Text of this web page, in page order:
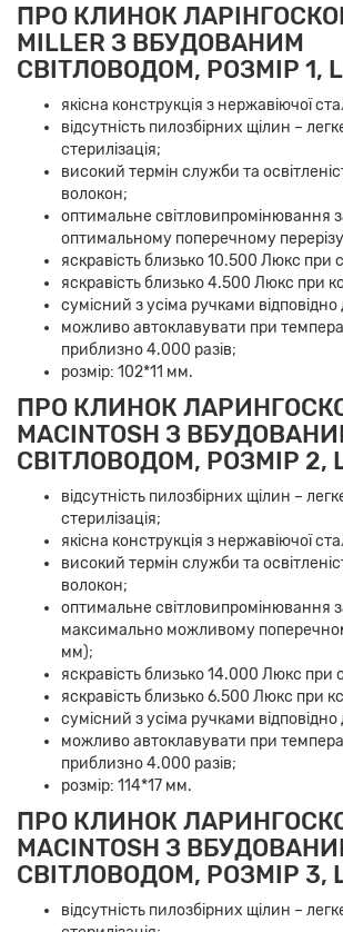
ПРО КЛИНОК
MILLER З ВБУДОВАНИМ
СВІТЛОВОДОМ, РОЗМІР 1,
якісна конструкція з нержавіючої
відсутність пилозбірних щілин –
стерилізація;
високий термін служби та
волокон;
оптимальне світловипромінювання
оптимальному поперечному
яскравість близько 10.500 Люкс при
яскравість близько 4.500 Люкс при
сумісний з усіма ручками відповідно
можливо автоклавувати при
приблизно 4.000 разів;
розмір: 102*11 мм.
ПРО КЛИНОК
MACINTOSH З
СВІТЛОВОДОМ, РОЗМІР 2,
відсутність пилозбірних щілин –
стерилізація;
якісна конструкція з нержавіючої
високий термін служби та
волокон;
оптимальне світловипромінювання
максимально можливому
мм);
яскравість близько 14.000 Люкс при
яскравість близько 6.500 Люкс при
сумісний з усіма ручками відповідно
можливо автоклавувати при
приблизно 4.000 разів;
розмір: 114*17 мм.
ПРО КЛИНОК
MACINTOSH З
СВІТЛОВОДОМ, РОЗМІР 3,
відсутність пилозбірних щілин –